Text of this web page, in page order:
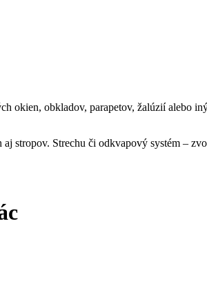
okien, obkladov, parapetov, žalúzií alebo
stropov. Strechu či odkvapový systém –